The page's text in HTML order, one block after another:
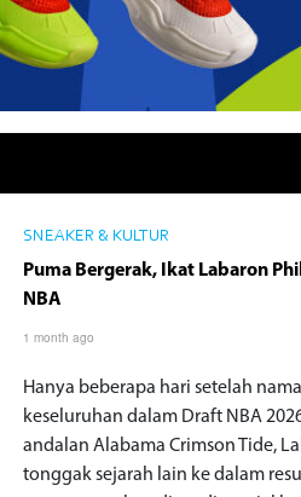
SNEAKER & KULTUR
Puma Bergerak, Ikat Labaron
NBA
1 month ago
Hanya beberapa hari setelah
keseluruhan dalam Draft NBA
andalan Alabama Crimson Tide,
tonggak sejarah lain ke dalam